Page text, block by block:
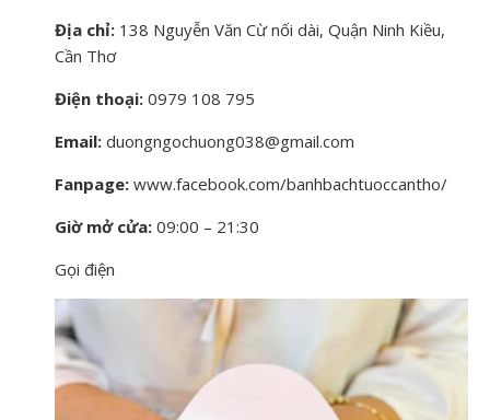
Địa chỉ: 138 Nguyễn Văn Cừ nối dài, Quận Ninh Kiều,
Cần Thơ
Điện thoại: 0979 108 795
Email: duongngochuong038@gmail.com
Fanpage: www.facebook.com/banhbachtuoccantho/
Giờ mở cửa: 09:00 – 21:30
Gọi điện